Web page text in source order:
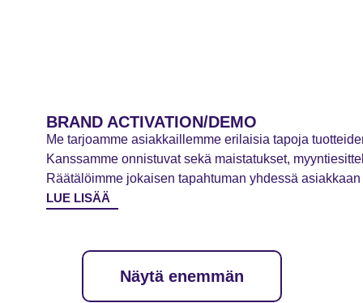
BRAND ACTIVATION/DEMO
Me tarjoamme asiakkaillemme erilaisia tapoja
Kanssamme onnistuvat sekä maistatukset,
Räätälöimme jokaisen tapahtuman yhdessä
LUE LISÄÄ
Näytä enemmän